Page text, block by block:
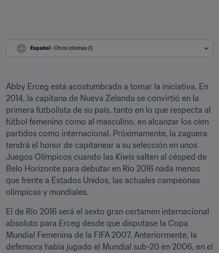
Español - Otros idiomas (1)
Abby Erceg está acostumbrada a tomar la iniciativa. En
2014, la capitana de Nueva Zelanda se convirtió en la
primera futbolista de su país, tanto en lo que respecta al
fútbol femenino como al masculino, en alcanzar los cien
partidos como internacional. Próximamente, la zaguera
tendrá el honor de capitanear a su selección en unos
Juegos Olímpicos cuando las Kiwis salten al césped de
Belo Horizonte para debutar en Río 2016 nada menos
que frente a Estados Unidos, las actuales campeonas
olímpicas y mundiales.
El de Río 2016 será el sexto gran certamen internacional
absoluto para Erceg desde que disputase la Copa
Mundial Femenina de la FIFA 2007. Anteriormente, la
defensora había jugado el Mundial sub-20 en 2006, en el